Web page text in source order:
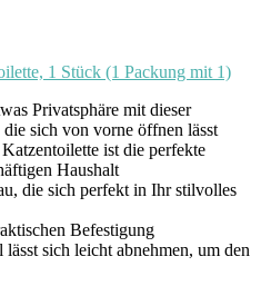
1 Stück (1 Packung mit 1)
Privatsphäre mit dieser
sich von vorne öffnen lässt
ist die perfekte
Haushalt
die sich perfekt in Ihr stilvolles
Befestigung
sich leicht abnehmen, um den